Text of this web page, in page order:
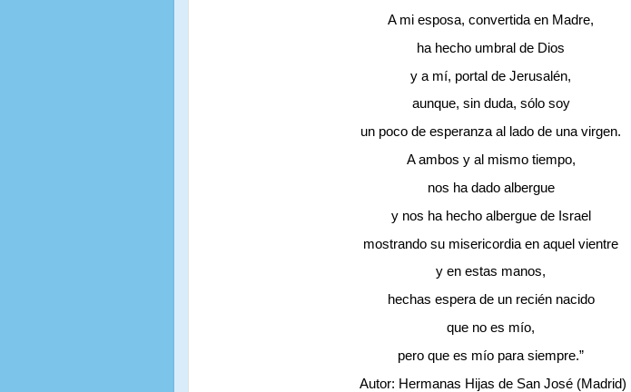
A mi esposa, convertida en Madre,
ha hecho umbral de Dios
y a mí, portal de Jerusalén,
aunque, sin duda, sólo soy
un poco de esperanza al lado de una virgen.
A ambos y al mismo tiempo,
nos ha dado albergue
y nos ha hecho albergue de Israel
mostrando su misericordia en aquel vientre
y en estas manos,
hechas espera de un recién nacido
que no es mío,
pero que es mío para siempre.”
Autor: Hermanas Hijas de San José (Madrid)